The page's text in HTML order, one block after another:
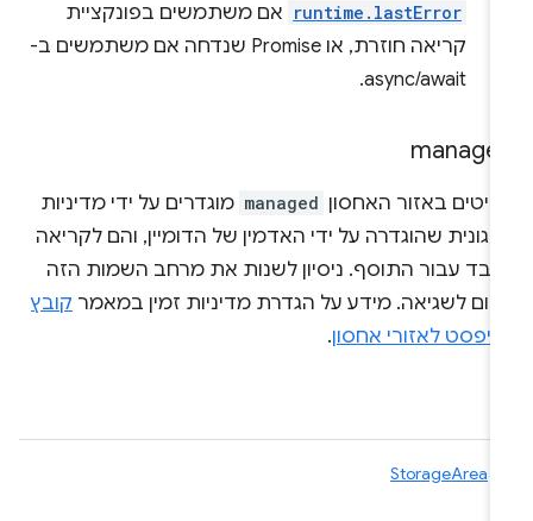
runtime.lastError אם משתמשים בפונקציית
קריאה חוזרת, או Promise שנדחה אם משתמשים ב-
async/await.
באזור האחסון managed מוגדרים על ידי מדיניות
שהוגדרה על ידי האדמין של הדומיין, והם לקריאה
עבור התוסף. ניסיון לשנות את מרחב השמות הזה
לשגיאה. מידע על הגדרת מדיניות זמין במאמרקובץ
לאזורי אחסון.
StorageArea